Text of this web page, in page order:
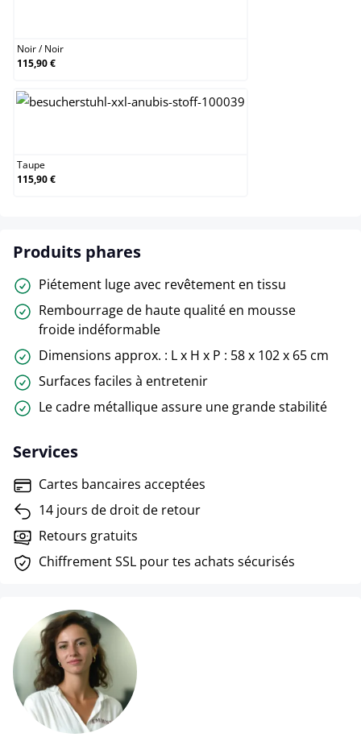
Noir/Noir
115,90 €
Taupe
115,90 €
Produits phares
Piétement luge avec revêtement en tissu
Rembourrage de haute qualité en mousse
froide indéformable
Dimensions approx. : L x H x P : 58 x 102 x 65 cm
Surfaces faciles à entretenir
Le cadre métallique assure une grande stabilité
Services
Cartes bancaires acceptées
14 jours de droit de retour
Retours gratuits
Chiffrement SSL pour tes achats sécurisés